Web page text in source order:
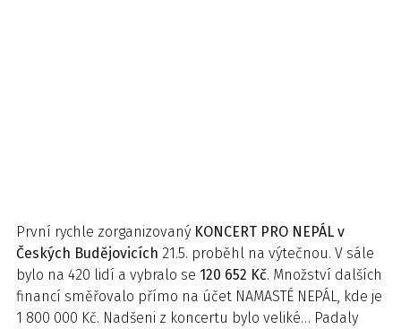
První rychle zorganizovaný KONCERT PRO NEPÁL v
Českých Budějovicích 21.5. proběhl na výtečnou. V sále
bylo na 420 lidí a vybralo se 120 652 Kč. Množství dalších
financí směřovalo přímo na účet NAMASTÉ NEPÁL, kde je
1 800 000 Kč. Nadšeni z koncertu bylo veliké… Padaly